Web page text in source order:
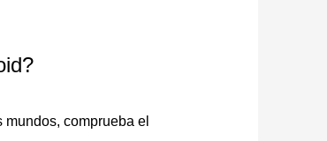
de burbujas y efectos de
comprueba el